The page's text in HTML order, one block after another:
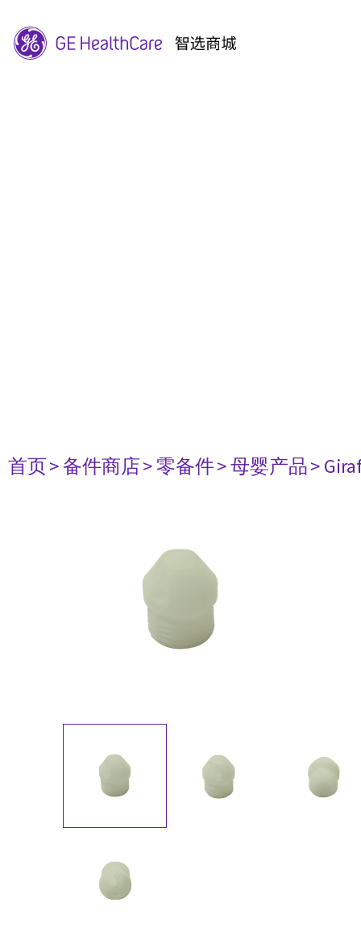
首页> 备件商店> 零备件> 母婴产品>